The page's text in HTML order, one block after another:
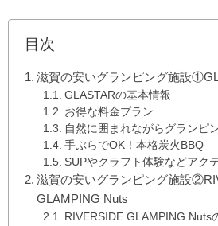
目次
滋賀の安いグランピング施設
GLASTARの基本情報
お得な料金プラン
自然に囲まれながらグランピ
手ぶらでOK！本格炭火BBQ
SUPやクラフト体験などアク
滋賀の安いグランピング施設
GLAMPING Nuts
RIVERSIDE GLAMPING Nuts